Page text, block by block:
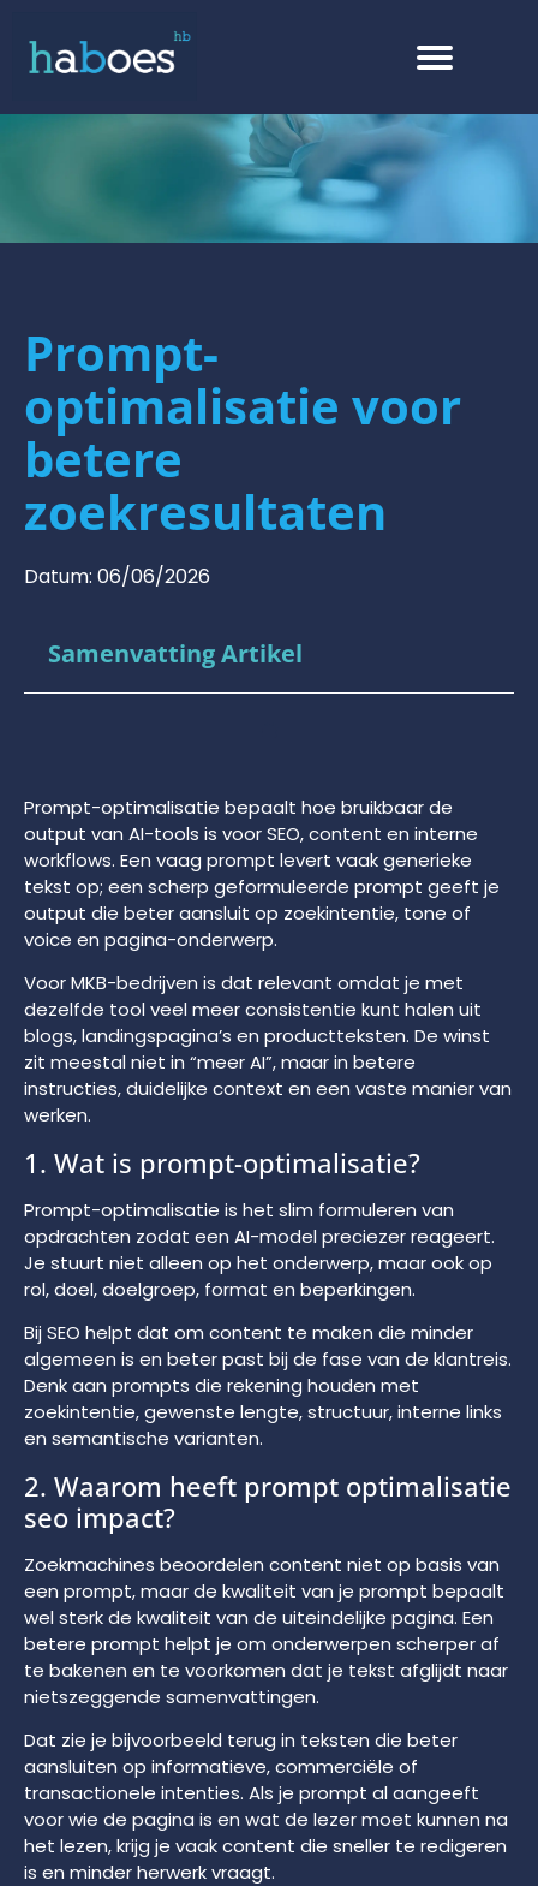
Prompt-
optimalisatie voor
betere
zoekresultaten
Datum: 06/06/2026
Samenvatting Artikel
Prompt-optimalisatie bepaalt hoe bruikbaar de
output van AI-tools is voor SEO, content en interne
workflows. Een vaag prompt levert vaak generieke
tekst op; een scherp geformuleerde prompt geeft je
output die beter aansluit op zoekintentie, tone of
voice en pagina-onderwerp.
Voor MKB-bedrijven is dat relevant omdat je met
dezelfde tool veel meer consistentie kunt halen uit
blogs, landingspagina’s en productteksten. De winst
zit meestal niet in “meer AI”, maar in betere
instructies, duidelijke context en een vaste manier van
werken.
1. Wat is prompt-optimalisatie?
Prompt-optimalisatie is het slim formuleren van
opdrachten zodat een AI-model preciezer reageert.
Je stuurt niet alleen op het onderwerp, maar ook op
rol, doel, doelgroep, format en beperkingen.
Bij SEO helpt dat om content te maken die minder
algemeen is en beter past bij de fase van de klantreis.
Denk aan prompts die rekening houden met
zoekintentie, gewenste lengte, structuur, interne links
en semantische varianten.
2. Waarom heeft prompt optimalisatie
seo impact?
Zoekmachines beoordelen content niet op basis van
een prompt, maar de kwaliteit van je prompt bepaalt
wel sterk de kwaliteit van de uiteindelijke pagina. Een
betere prompt helpt je om onderwerpen scherper af
te bakenen en te voorkomen dat je tekst afglijdt naar
nietszeggende samenvattingen.
Dat zie je bijvoorbeeld terug in teksten die beter
aansluiten op informatieve, commerciële of
transactionele intenties. Als je prompt al aangeeft
voor wie de pagina is en wat de lezer moet kunnen na
het lezen, krijg je vaak content die sneller te redigeren
is en minder herwerk vraagt.